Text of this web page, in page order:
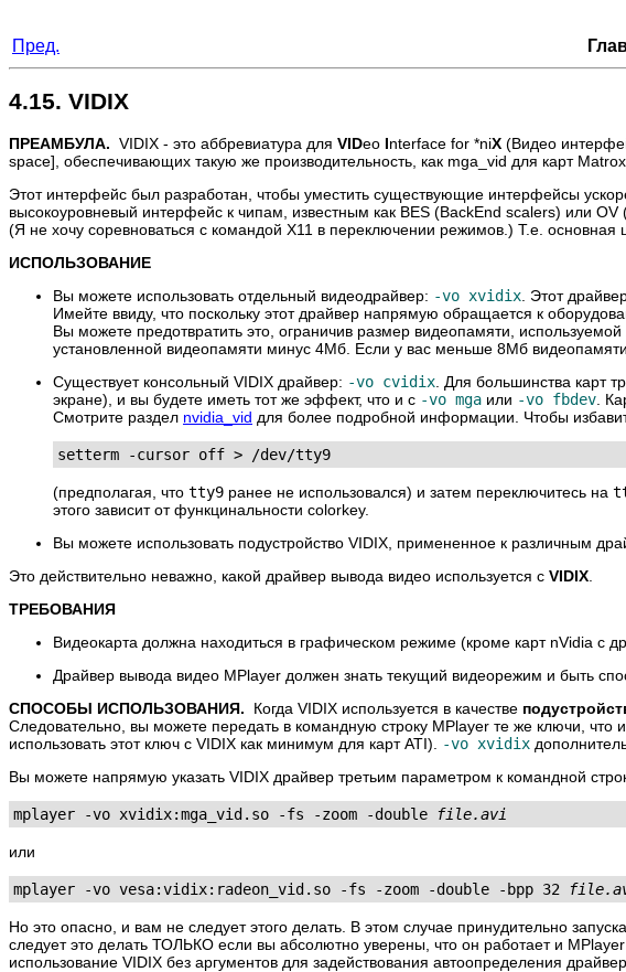
Пред.
4.15. VIDIX
ПРЕАМБУЛА. VIDIX - это аббревиатура для VIDeo Interface for *niX (Видео
space], обеспечивающих такую же производительность, как mga_vid для карт
Этот интерфейс был разработан, чтобы уместить существующие интерфейсы
высокоуровневый интерфейс к чипам, известным как BES (BackEnd scalers) или
(Я не хочу соревноваться с командой X11 в переключении режимов.) Т.е.
ИСПОЛЬЗОВАНИЕ
Вы можете использовать отдельный видеодрайвер: -vo xvidix . Этот
Имейте ввиду, что поскольку этот драйвер напрямую обращается к
Вы можете предотвратить это, ограничив размер видеопамяти,
установленной видеопамяти минус 4Мб. Если у вас меньше 8Мб
Существует консольный VIDIX драйвер: -vo cvidix . Для большинства карт
экране), и вы будете иметь тот же эффект, что и с -vo mga или -vo fbdev .
Смотрите раздел nvidia_vid для более подробной информации. Чтобы
setterm -cursor off > /dev/tty9
(предполагая, что tty9 ранее не использовался) и затем переключитесь на
этого зависит от функцинальности colorkey.
Вы можете использовать подустройство VIDIX, примененное к различным
Это действительно неважно, какой драйвер вывода видео используется с VIDIX
ТРЕБОВАНИЯ
Видеокарта должна находиться в графическом режиме (кроме карт nVidia с
Драйвер вывода видео MPlayer должен знать текущий видеорежим и быть
СПОСОБЫ ИСПОЛЬЗОВАНИЯ.
Когда VIDIX используется в качестве
Следовательно, вы можете передать в командную строку MPlayer те же ключи, что
использовать этот ключ с VIDIX как минимум для карт ATI).
-vo xvidix
Вы можете напрямую указать VIDIX драйвер третьим параметром к командной
mplayer -vo xvidix:mga_vid.so -fs -zoom -double file.avi
или
mplayer -vo vesa:vidix:radeon_vid.so -fs -zoom -double -bpp 32
Но это опасно, и вам не следует этого делать. В этом случае принудительно
следует это делать ТОЛЬКО если вы абсолютно уверены, что он работает и MPlayer
использование VIDIX без аргументов для задействования автоопределения